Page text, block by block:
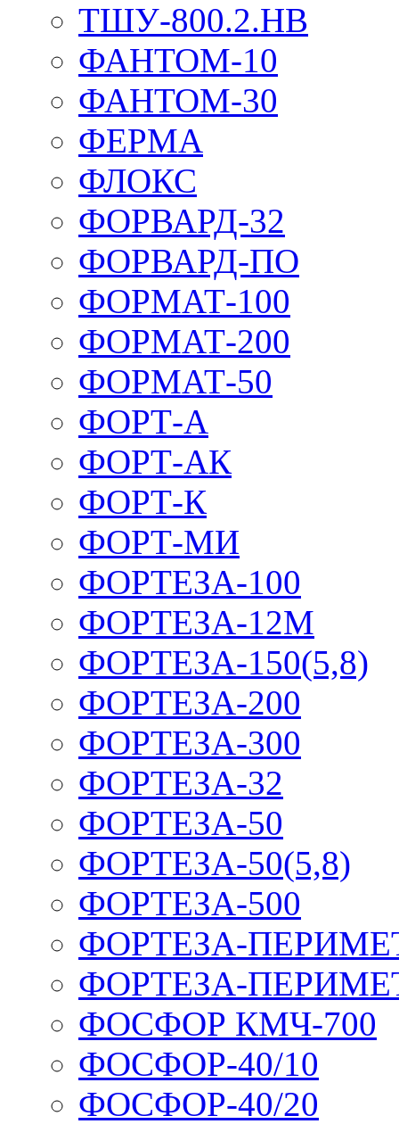
ТШУ-800.2.НВ
ФАНТОМ-10
ФАНТОМ-30
ФЕРМА
ФЛОКС
ФОРВАРД-32
ФОРВАРД-ПО
ФОРМАТ-100
ФОРМАТ-200
ФОРМАТ-50
ФОРТ-А
ФОРТ-АК
ФОРТ-К
ФОРТ-МИ
ФОРТЕЗА-100
ФОРТЕЗА-12М
ФОРТЕЗА-150(5,8)
ФОРТЕЗА-200
ФОРТЕЗА-300
ФОРТЕЗА-32
ФОРТЕЗА-50
ФОРТЕЗА-50(5,8)
ФОРТЕЗА-500
ФОРТЕЗА-
ФОРТЕЗА-
ФОСФОР КМЧ-700
ФОСФОР-40/10
ФОСФОР-40/20